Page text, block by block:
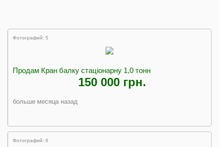
Фотографий: 5
Продам Кран балку стаціонарну 1,0 тонн
150 000 грн.
больше месяца назад
Фотографий: 6